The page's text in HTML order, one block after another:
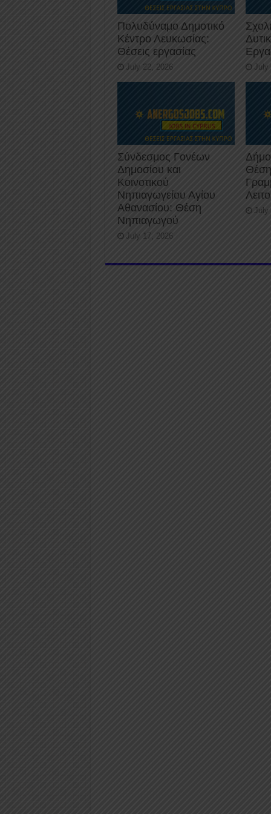
Πολυδύναμο Δημοτικό
Κέντρο Λευκωσίας:
Θέσεις εργασίας
July 22, 2026 July
Σύνδεσμος Γονέων
Δημοσίου και
Κοινοτικού
Νηπιαγωγείου Αγίου
Αθανασίου: Θέση
Νηπιαγωγού
July 17, 2026
July